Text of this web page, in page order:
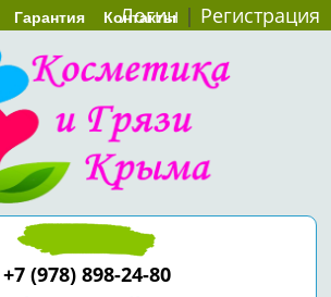
Гарантия Контакты
Логин | Регистрация
+7 (978) 898-24-80